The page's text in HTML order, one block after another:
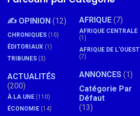
✍️ OPINION (12)
CHRONIQUES (10)
ÉDITORIAUX (1)
TRIBUNES (3)
ACTUALITÉS
(200)
À LA UNE (110)
ÉCONOMIE (14)
AFRIQUE (7)
AFRIQUE CENTRALE
(1)
AFRIQUE DE L'OUEST
(7)
ANNONCES (1)
Catégorie Par
Défaut
(13)